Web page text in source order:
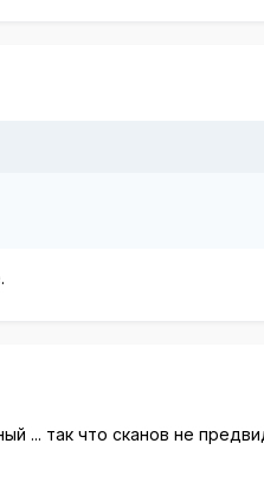
... так что сканов не